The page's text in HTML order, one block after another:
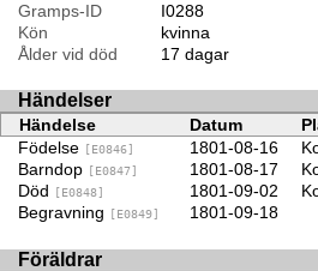
Gramps-ID
I0288
Kön
kvinna
Ålder vid död
17 dagar
Händelser
Händelse Datum
Födelse
[E0846] 1801-08-16
Barndop
[E0847] 1801-08-17
Död
[E0848] 1801-09-02
Begravning
[E0849] 1801-09-18
Föräldrar